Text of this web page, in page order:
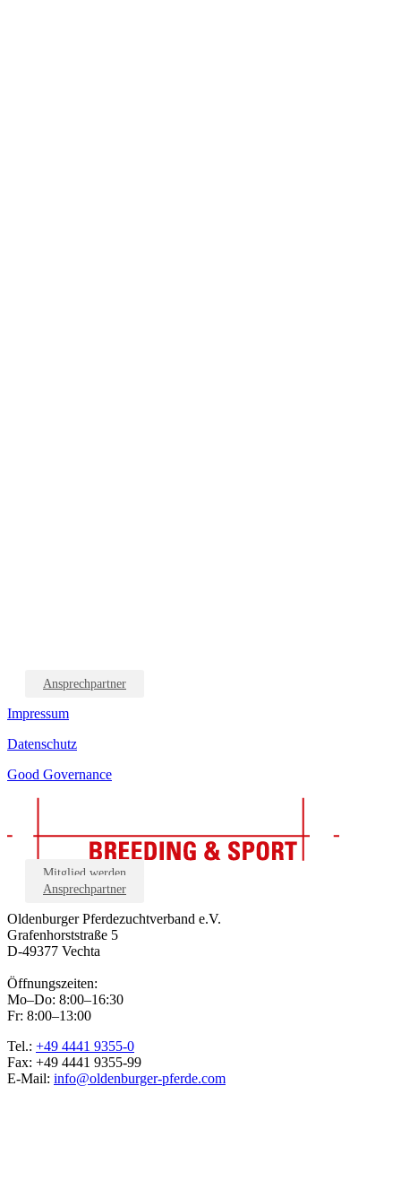
Ansprechpartner
Impressum
Datenschutz
Good Governance
Mitglied werden
Ansprechpartner
Oldenburger Pferdezuchtverband e.V.
Grafenhorststraße 5
D-49377 Vechta
Öffnungszeiten:
Mo–Do: 8:00–16:30
Fr: 8:00–13:00
Tel.: +49 4441 9355-0
Fax: +49 4441 9355-99
E-Mail: info@oldenburger-pferde.com